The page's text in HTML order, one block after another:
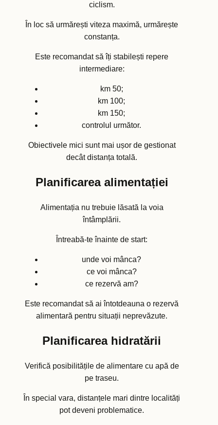
ciclism.
În loc să urmărești viteza maximă, urmărește
constanța.
Este recomandat să îți stabilești repere
intermediare:
km 50;
km 100;
km 150;
controlul următor.
Obiectivele mici sunt mai ușor de gestionat
decât distanța totală.
Planificarea alimentației
Alimentația nu trebuie lăsată la voia
întâmplării.
Întreabă-te înainte de start:
unde voi mânca?
ce voi mânca?
ce rezervă am?
Este recomandat să ai întotdeauna o rezervă
alimentară pentru situații neprevăzute.
Planificarea hidratării
Verifică posibilitățile de alimentare cu apă de
pe traseu.
În special vara, distanțele mari dintre localități
pot deveni problematice.